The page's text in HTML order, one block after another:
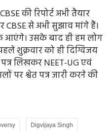
की रिपोर्ट अभी तैयार
से अभी सुझाव मांगे हैं।
आएंगे। उसके बाद ही हम लोग
शुक्रवार को ही दिग्विजय
पत्र लिखकर NEET-UG एवं
पर श्वेत पत्र जारी करने की
Digvijaya Singh